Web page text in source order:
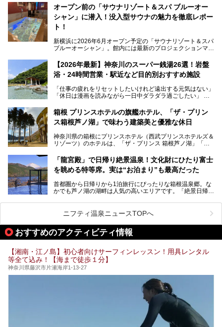
す。サウナや水風呂の気持ちよさはもちろん、リラックスス
ペースの過ごしやすさまで徹底チェック。新横浜エリアで日
常の疲れをリセットしたい人、ライブやスポーツ観戦遠征組
は必見です。
オープン前の「サウナリゾート＆スパ ブルーオー
シャン」に潜入！没入型サウナの魅力を徹底レポー
ト！
新横浜に2026年6月オープン予定の「サウナリゾート＆スパ
ブルーオーシャン」。館内には最新のプロジェクションマッ
的な“没入感（イマーシブ）”を体験できます。
今回は、そんな大注目の施設に一足先にお邪魔し、その全貌
を見学させていただきました！
サウナ室の中に咲き誇る桜、魚たちが泳ぐ水風呂、そしてバ
リのビーチを思わせる休憩スペース…。驚きの連続だった館
内の様子をレポートします！
【2026年最新】神奈川のスーパー銭湯26選！岩盤
浴・24時間営業・駅近など目的別おすすめ施設
「仕事の疲れをリセットしたいけれど遠出する元気はない」
「休日は漫画を読みながら一日中ダラダラ過ごしたい」
たい」
そんな「癒やされたい」という願いを叶えてくれるのが、神
神奈川県には、サウナや岩盤浴、一日中遊べるエンタメ施設
など、“非日常”を味わえるスーパー銭湯が数多く揃っていま
う」という人も多いはず。
そこで今回は、神奈川県内の人気施設26選を「安さ」「岩
業」「駅近」など、目的別に厳選して紹介します。
今の気分にぴったりの施設を見つけて、最高のリフレッシュ
箱根 プリンスホテルの旗艦ホテル、「ザ・プリン
ス箱根芦ノ湖」で味わう建築美と優雅な休日
神奈川県の箱根にプリンスホテル（西武プリンスホテルズ＆
リゾーツ）のホテルは、「ザ・プリンス 箱根芦ノ湖」「芦
「箱根仙石原プリンスホテル」と4軒あり、今回ご紹介する
「ザ・プリンス 箱根芦ノ湖」は、その中でもフラッグシッ
プ（旗艦）に位置づけられる特別なホテルです。
昭和の日本を代表する建築家の一人、村野藤吾が芦ノ湖の畔
に建てた桃源郷のようなホテルがここ。自家源泉の温泉や、
提供元：株式会社西武・プリンスホテルズワールドワイド
【PR】
この記事はザ・プリンス 箱根芦ノ湖のPR記事です。
「龍宮殿」で日帰り絶景温泉！文化財にひたり富士
を眺める特等席。実は“お泊まり”も最高だった
首都圏から日帰りから1泊旅行にぴったりな箱根温泉郷。な
かでも芦ノ湖の湖畔は人気の高いエリアです。「絶景日帰り
が楽しめるまさに眺望自慢の日帰り温泉。
そしてここは全24室の「箱根 芦ノ湖畔蛸川温泉 龍宮殿」と
して宿泊もできます。宿泊者は「龍宮殿本館」の営業時間に
加えて、朝6時からの宿泊者専用時間帯にも「龍宮殿本館」
のお風呂が利用できます。
今回は日帰り温泉としての「絶景日帰り温泉 龍宮殿本館
（以下、龍宮殿本館）」と、旅館としての「箱根 芦ノ湖畔
蛸川温泉 龍宮殿（以下、龍宮殿）」の両方の魅力をたっぷ
りお伝えします！
ここは箱根神社、九頭龍神社、白龍神社、箱根元宮と箱根の
4つの神社に囲まれたパワースポットです。
提供元：株式会社西武・プリンスホテルズワールドワイド
この記事は箱根 芦ノ湖畔蛸川温泉 龍宮殿のPR記事です。
ニフティ温泉ニュースTOPへ
おすすめのアクティビティ情報
【湘南・江ノ島】初心者向けサーフィンレッスン！用具レンタル
等全て込み！【海まで徒歩１分】
神奈川県藤沢市片瀬海岸1-13-27